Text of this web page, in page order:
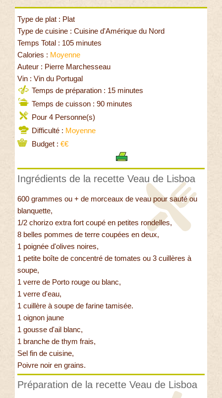
Type de plat : Plat
Type de cuisine : Cuisine d'Amérique du Nord
Temps Total : 105 minutes
Calories : Moyenne
Auteur : Pierre Marchesseau
Vin : Vin du Portugal
Temps de préparation : 15 minutes
Temps de cuisson : 90 minutes
Pour 4 Personne(s)
Difficulté : Moyenne
Budget : €€
Ingrédients de la recette Veau de Lisboa
600 grammes ou + de morceaux de veau pour sauté ou
blanquette,
1/2 chorizo extra fort coupé en petites rondelles,
8 belles pommes de terre coupées en deux,
1 poignée d'olives noires,
1 petite boîte de concentré de tomates ou 3 cuillères à
soupe,
1 verre de Porto rouge ou blanc,
1 verre d'eau,
1 cuillère à soupe de farine tamisée.
1 oignon jaune
1 gousse d'ail blanc,
1 branche de thym frais,
Sel fin de cuisine,
Poivre noir en grains.
Préparation de la recette Veau de Lisboa